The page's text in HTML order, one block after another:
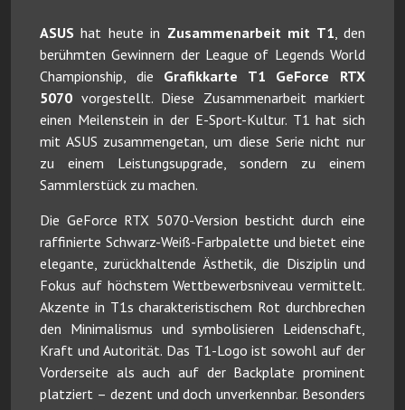
ASUS hat heute in Zusammenarbeit mit T1 , den
berühmten Gewinnern der League of Legends World
Championship, die Grafikkarte T1 GeForce RTX
5070 vorgestellt. Diese Zusammenarbeit markiert
einen Meilenstein in der E-Sport-Kultur. T1 hat sich
mit ASUS zusammengetan, um diese Serie nicht nur
zu einem Leistungsupgrade, sondern zu einem
Sammlerstück zu machen.
Die GeForce RTX 5070-Version besticht durch eine
raffinierte Schwarz-Weiß-Farbpalette und bietet eine
elegante, zurückhaltende Ästhetik, die Disziplin und
Fokus auf höchstem Wettbewerbsniveau vermittelt.
Akzente in T1s charakteristischem Rot durchbrechen
den Minimalismus und symbolisieren Leidenschaft,
Kraft und Autorität. Das T1-Logo ist sowohl auf der
Vorderseite als auch auf der Backplate prominent
platziert – dezent und doch unverkennbar. Besonders